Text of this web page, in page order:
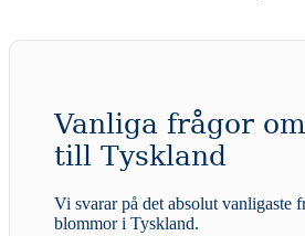
Vanliga frågor
till Tyskland
Vi svarar på det absolut vanligaste
blommor i Tyskland.